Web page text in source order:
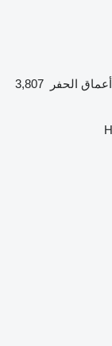
أعماق الحفر
3,807